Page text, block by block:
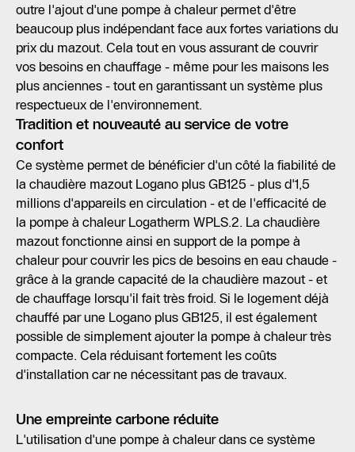
outre l'ajout d'une pompe à chaleur permet d'être
beaucoup plus indépendant face aux fortes variations du
prix du mazout. Cela tout en vous assurant de couvrir
vos besoins en chauffage - même pour les maisons les
plus anciennes - tout en garantissant un système plus
respectueux de l'environnement.
Tradition et nouveauté au service de votre
confort
Ce système permet de bénéficier d'un côté la fiabilité de
la chaudière mazout Logano plus GB125 - plus d'1,5
millions d'appareils en circulation - et de l'efficacité de
la pompe à chaleur Logatherm WPLS.2. La chaudière
mazout fonctionne ainsi en support de la pompe à
chaleur pour couvrir les pics de besoins en eau chaude -
grâce à la grande capacité de la chaudière mazout - et
de chauffage lorsqu'il fait très froid. Si le logement déjà
chauffé par une Logano plus GB125, il est également
possible de simplement ajouter la pompe à chaleur très
compacte. Cela réduisant fortement les coûts
d'installation car ne nécessitant pas de travaux.
Une empreinte carbone réduite
L'utilisation d'une pompe à chaleur dans ce système